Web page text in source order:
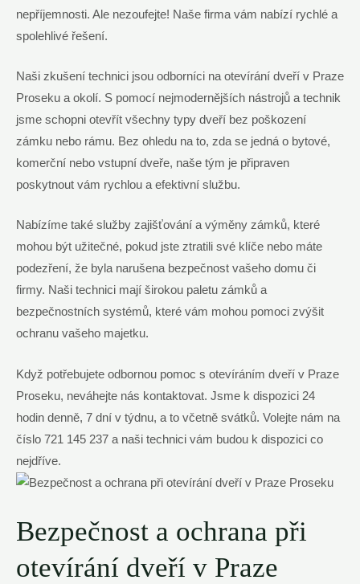
nepříjemnosti. Ale nezoufejte! Naše firma vám nabízí rychlé a
spolehlivé řešení.
Naši zkušení technici jsou odborníci na otevírání dveří v Praze
Proseku a okolí. S pomocí nejmodernějších nástrojů a technik
jsme schopni otevřít všechny typy dveří bez poškození
zámku nebo rámu. Bez ohledu na to, zda se jedná o bytové,
komerční nebo vstupní dveře, naše tým je připraven
poskytnout vám rychlou a efektivní službu.
Nabízíme také služby zajišťování a výměny zámků, které
mohou být užitečné, pokud jste ztratili své klíče nebo máte
podezření, že byla narušena bezpečnost vašeho domu či
firmy. Naši technici mají širokou paletu zámků a
bezpečnostních systémů, které vám mohou pomoci zvýšit
ochranu vašeho majetku.
Když potřebujete odbornou pomoc s otevíráním dveří v Praze
Proseku, neváhejte nás kontaktovat. Jsme k dispozici 24
hodin denně, 7 dní v týdnu, a to včetně svátků. Volejte nám na
číslo 721 145 237 a naši technici vám budou k dispozici co
nejdříve.
Bezpečnost a ochrana při
otevírání dveří v Praze